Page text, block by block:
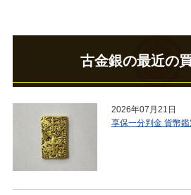
古金銀の最近の
2026年07月21日
享保一分判金 貨幣